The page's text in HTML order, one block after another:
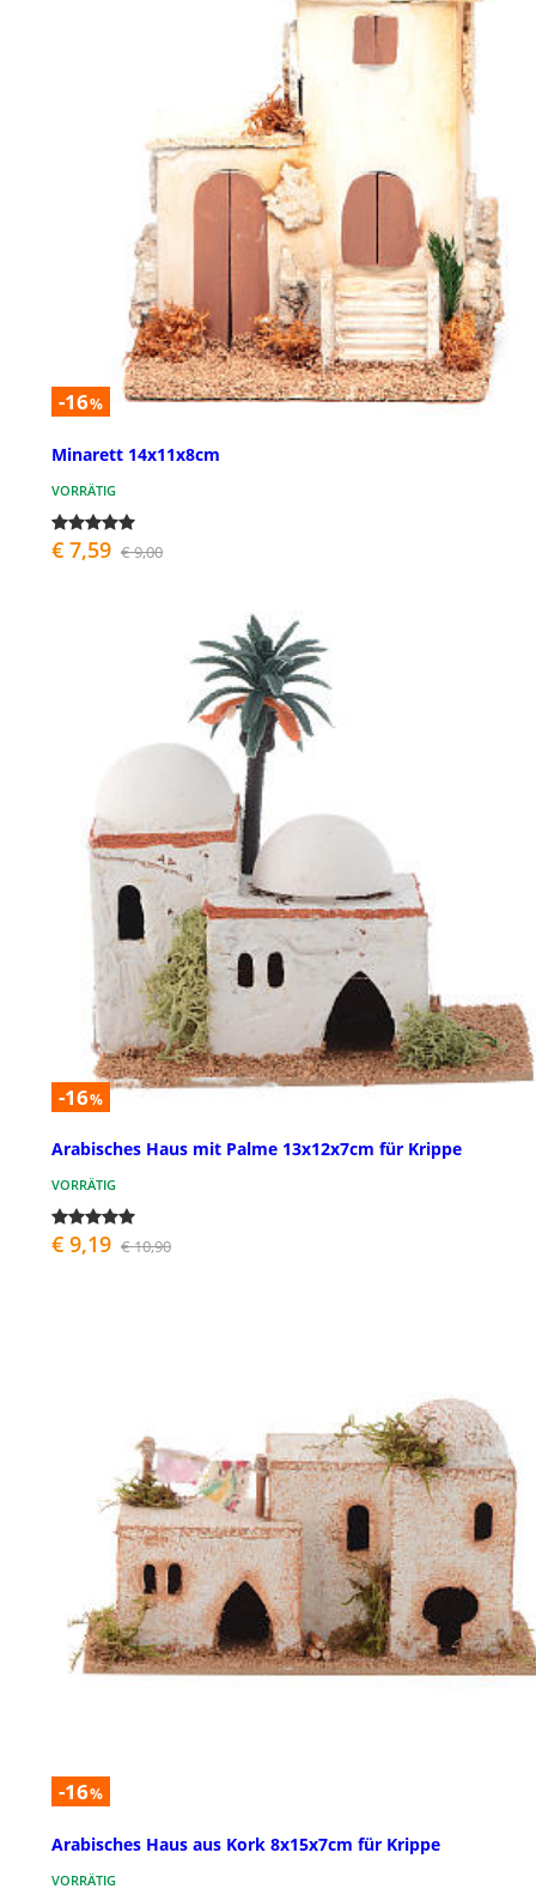
-16%
Minarett 14x11x8cm
VORRÄTIG
€ 7,59 € 9,00
-16%
Arabisches Haus mit Palme 13x12x7cm für Krippe
VORRÄTIG
€ 9,19 € 10,90
-16%
Arabisches Haus aus Kork 8x15x7cm für Krippe
VORRÄTIG